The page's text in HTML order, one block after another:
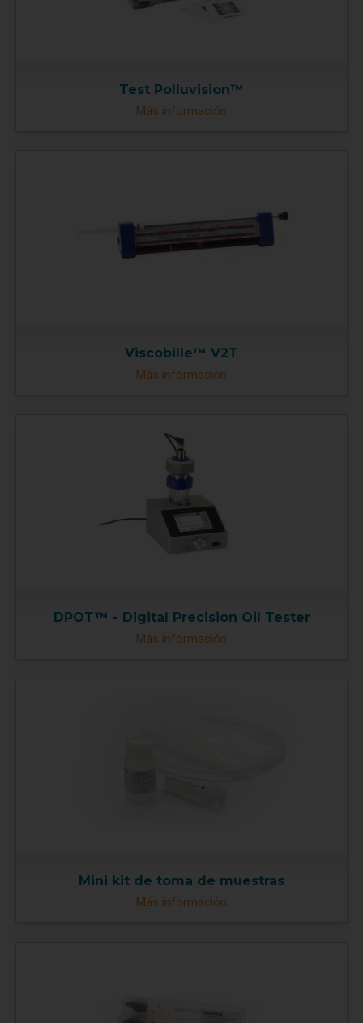
Test Polluvision™
Más información
Viscobille™ V2T
Más información
DPOT™ - Digital Precision Oil Tester
Más información
Mini kit de toma de muestras
Más información